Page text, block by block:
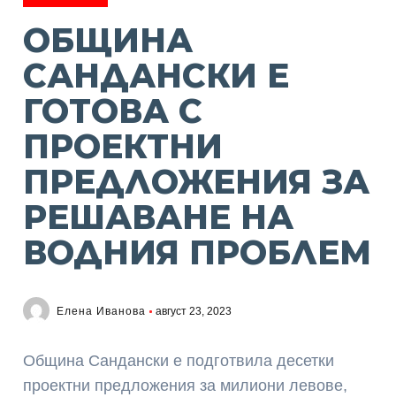
ОБЩИНА
САНДАНСКИ Е
ГОТОВА С
ПРОЕКТНИ
ПРЕДЛОЖЕНИЯ ЗА
РЕШАВАНЕ НА
ВОДНИЯ ПРОБЛЕМ
Елена Иванова август 23, 2023
Община Сандански е подготвила десетки
проектни предложения за милиони левове,